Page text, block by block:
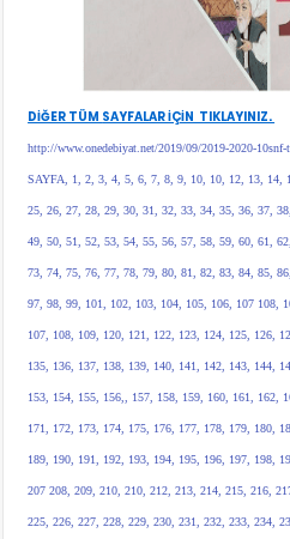
DİĞER TÜM SAYFALAR İÇİN TIKLAYINIZ.
http://www.onedebiyat.net/2019/09/2019-2020-
SAYFA, 1, 2, 3, 4, 5, 6, 7, 8, 9, 10, 10, 12, 13, 14,
25, 26, 27, 28, 29, 30, 31, 32, 33, 34, 35, 36, 37,
49, 50, 51, 52, 53, 54, 55, 56, 57, 58, 59, 60, 61,
73, 74, 75, 76, 77, 78, 79, 80, 81, 82, 83, 84, 85,
97, 98, 99, 101, 102, 103, 104, 105, 106, 107 108,
107, 108, 109, 120, 121, 122, 123, 124, 125, 126,
135, 136, 137, 138, 139, 140, 141, 142, 143, 144,
153, 154, 155, 156,, 157, 158, 159, 160, 161, 162,
171, 172, 173, 174, 175, 176, 177, 178, 179, 180,
189, 190, 191, 192, 193, 194, 195, 196, 197, 198,
207 208, 209, 210, 210, 212, 213, 214, 215, 216,
225, 226, 227, 228, 229, 230, 231, 232, 233, 234,